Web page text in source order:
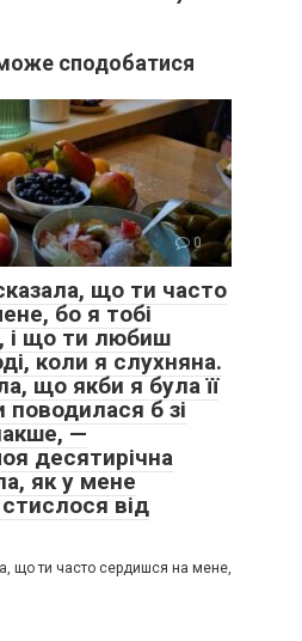
сподобатися
0
що ти часто
бо я тобі
і що ти любиш
коли я слухняна.
що якби я була її
б зі
—
десятирічна
як у мене
від
що ти часто сердишся на мене,